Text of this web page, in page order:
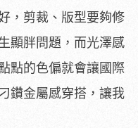
，剪裁、版型要夠修
顯胖問題，而光澤感
點的色偏就會讓國際
鑽金屬感穿搭，讓我